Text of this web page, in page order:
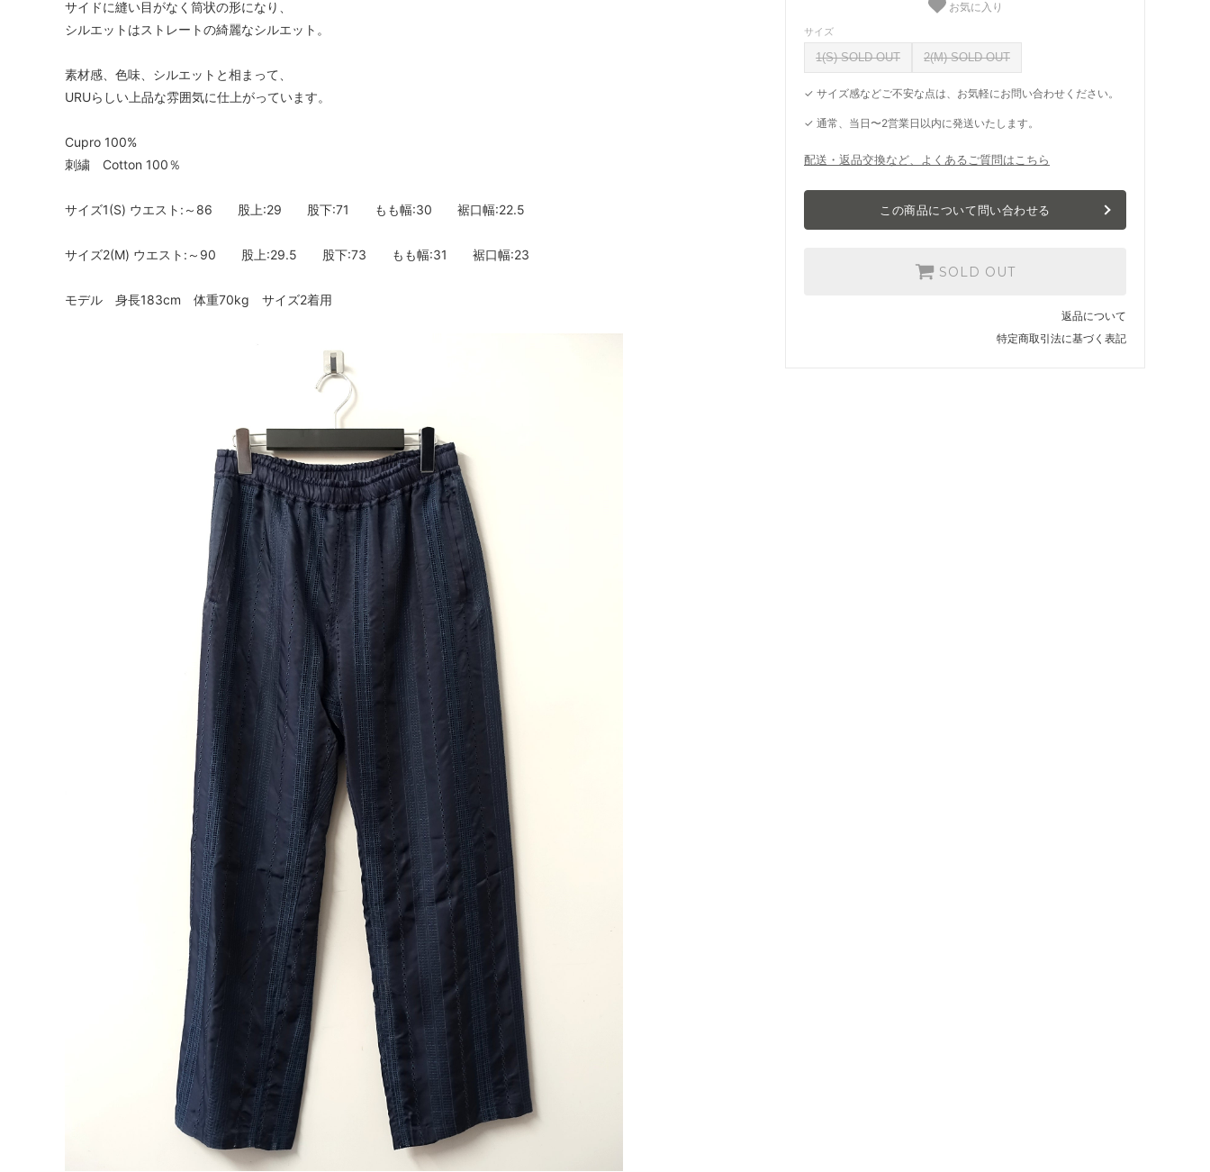
お気に入り
サイズ
1(S) SOLD OUT 2(M) SOLD OUT
✓ サイズ感などご不安な点は、お気軽にお問い合わせください。
✓ 通常、当日〜2営業日以内に発送いたします。
配送・返品交換など、よくあるご質問はこちら
この商品について問い合わせる
SOLD OUT
返品について
特定商取引法に基づく表記
サイドに縫い目がなく筒状の形になり、
シルエットはストレートの綺麗なシルエット。
素材感、色味、シルエットと相まって、
URUらしい上品な雰囲気に仕上がっています。
Cupro 100%
刺繍 Cotton 100％
サイズ1(S) ウエスト:～86 股上:29 股下:71 もも幅:30 裾口幅:22.5
サイズ2(M) ウエスト:～90 股上:29.5 股下:73 もも幅:31 裾口幅:23
モデル 身長183cm 体重70kg サイズ2着用